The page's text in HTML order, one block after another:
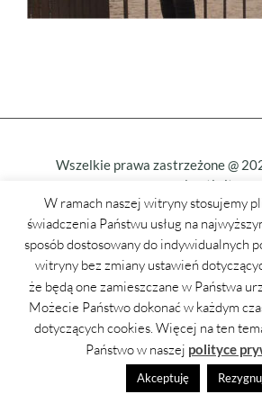
Wszelkie prawa zastrzeżone @
selmatic.it
W ramach naszej witryny stosujemy
świadczenia Państwu usług na
sposób dostosowany do indywidualnych
witryny bez zmiany ustawień
że będą one zamieszczane w Państwa
Możecie Państwo dokonać w każdym
dotyczących cookies. Więcej na ten
Państwo w naszej polityce
Akceptuję